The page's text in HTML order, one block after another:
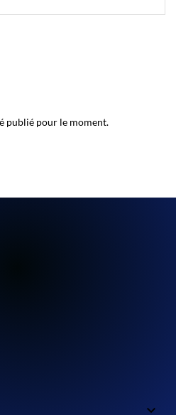
publié pour le moment.
